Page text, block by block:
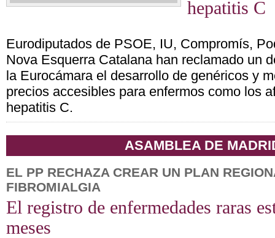
hepatitis C
Eurodiputados de PSOE, IU, Compromís,
Nova Esquerra Catalana han reclamado un
la Eurocámara el desarrollo de genéricos y
precios accesibles para enfermos como los
hepatitis C.
ASAMBLEA DE
EL PP RECHAZA CREAR UN PLAN
FIBROMIALGIA
El registro de enfermedades raras
meses